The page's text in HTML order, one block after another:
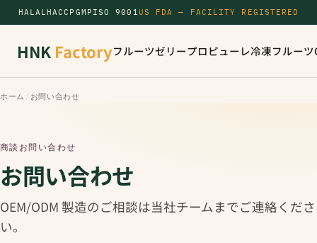
HALALHACCP GMP ISO 9001US FDA — FACILITY REGISTERED
HNK Factoryフルーツゼリープロピューレ冷凍フルーツ
ホーム / お問い合わせ
商談お問い合わせ
お問い合わせ
OEM/ODM 製造のご相談は当社チームまでご連絡くださ
い。